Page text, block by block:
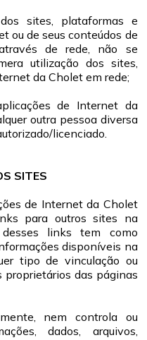
sites, plataformas e
ou de seus conteúdos de
de rede, não se
utilização dos sites,
da Cholet em rede;
de Internet da
outra pessoa diversa
licenciado.
SITES
de Internet da Cholet
para outros sites na
links tem como
disponíveis na
tipo de vinculação ou
proprietários das páginas
nem controla ou
dados, arquivos,